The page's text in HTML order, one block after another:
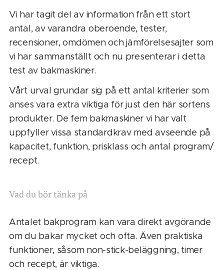
Vi har tagit del av information från ett stort
antal, av varandra oberoende, tester,
recensioner, omdömen och jämförelsesajter som
vi har sammanställt och nu presenterar i detta
test av bakmaskiner.
Vårt urval grundar sig på ett antal kriterier som
anses vara extra viktiga för just den här sortens
produkter. De fem bakmaskiner vi har valt
uppfyller vissa standardkrav med avseende på
kapacitet, funktion, prisklass och antal program/
recept.
Vad du bör tänka på
Antalet bakprogram kan vara direkt avgörande
om du bakar mycket och ofta. Även praktiska
funktioner, såsom non-stick-beläggning, timer
och recept, är viktiga.